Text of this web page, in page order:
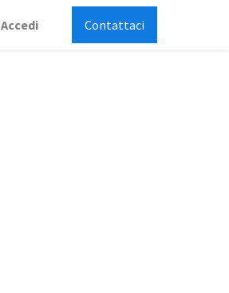
Accedi Contattaci